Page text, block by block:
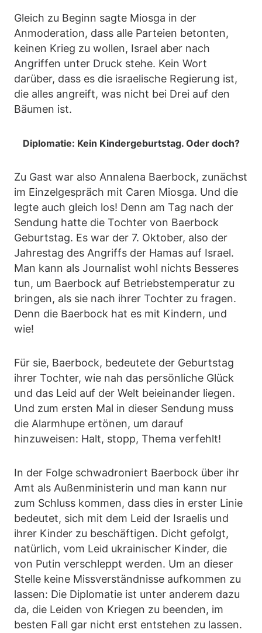
Gleich zu Beginn sagte Miosga in der
Anmoderation, dass alle Parteien betonten,
keinen Krieg zu wollen, Israel aber nach
Angriffen unter Druck stehe. Kein Wort
darüber, dass es die israelische Regierung ist,
die alles angreift, was nicht bei Drei auf den
Bäumen ist.
Diplomatie: Kein Kindergeburtstag. Oder doch?
Zu Gast war also Annalena Baerbock, zunächst
im Einzelgespräch mit Caren Miosga. Und die
legte auch gleich los! Denn am Tag nach der
Sendung hatte die Tochter von Baerbock
Geburtstag. Es war der 7. Oktober, also der
Jahrestag des Angriffs der Hamas auf Israel.
Man kann als Journalist wohl nichts Besseres
tun, um Baerbock auf Betriebstemperatur zu
bringen, als sie nach ihrer Tochter zu fragen.
Denn die Baerbock hat es mit Kindern, und
wie!
Für sie, Baerbock, bedeutete der Geburtstag
ihrer Tochter, wie nah das persönliche Glück
und das Leid auf der Welt beieinander liegen.
Und zum ersten Mal in dieser Sendung muss
die Alarmhupe ertönen, um darauf
hinzuweisen: Halt, stopp, Thema verfehlt!
In der Folge schwadroniert Baerbock über ihr
Amt als Außenministerin und man kann nur
zum Schluss kommen, dass dies in erster Linie
bedeutet, sich mit dem Leid der Israelis und
ihrer Kinder zu beschäftigen. Dicht gefolgt,
natürlich, vom Leid ukrainischer Kinder, die
von Putin verschleppt werden. Um an dieser
Stelle keine Missverständnisse aufkommen zu
lassen: Die Diplomatie ist unter anderem dazu
da, die Leiden von Kriegen zu beenden, im
besten Fall gar nicht erst entstehen zu lassen.